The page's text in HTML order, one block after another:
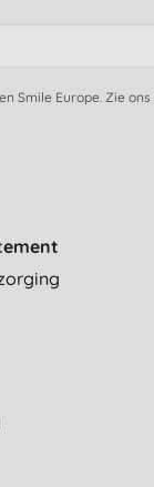
Smile Europe. Zie ons